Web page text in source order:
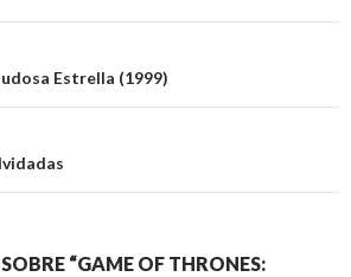
Estrella (1999)
“GAME OF THRONES: